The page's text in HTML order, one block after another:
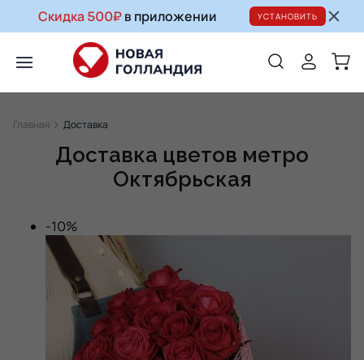
Скидка 500₽в приложении УСТАНОВИТЬ
Главная Доставка
Доставка цветов метро
Октябрьская
-10%